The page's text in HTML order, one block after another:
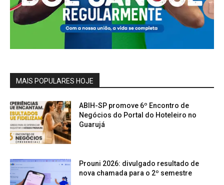
MAIS POPULARES HOJE
ABIH-SP promove 6º Encontro de
Negócios do Portal do Hoteleiro no
Guarujá
Prouni 2026: divulgado resultado de
nova chamada para o 2º semestre